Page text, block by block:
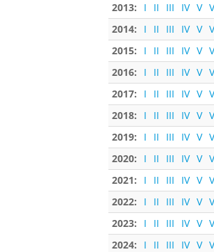
2013:
I II III IV V
2014:
I II III IV V
2015:
I II III IV V
2016:
I II III IV V
2017:
I II III IV V
2018:
I II III IV V
2019:
I II III IV V
2020:
I II III IV V
2021:
I II III IV V
2022:
I II III IV V
2023:
I II III IV V
2024:
I II III IV V